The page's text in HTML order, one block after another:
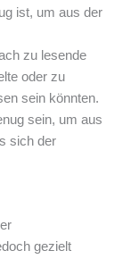
ist, um aus der
zu lesende
oder zu
sein könnten.
sein, um aus
sich der
gezielt